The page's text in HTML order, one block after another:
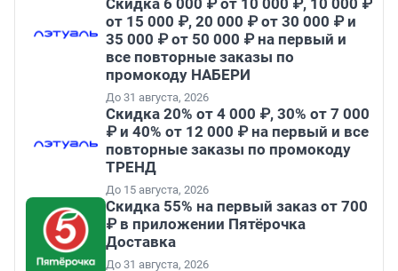
от 15 000 ₽, 20 000 ₽ от 30 000 ₽ и
35 000 ₽ от 50 000 ₽ на первый и
все повторные заказы по
промокоду НАБЕРИ
До 31 августа, 2026
Скидка 20% от 4 000 ₽, 30% от 7 000
₽ и 40% от 12 000 ₽ на первый и все
повторные заказы по промокоду
ТРЕНД
До 15 августа, 2026
Скидка 55% на первый заказ от 700
₽ в приложении Пятёрочка
Доставка
До 31 августа, 2026